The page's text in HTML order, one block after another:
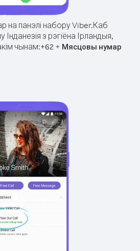
на панэлі набору Viber.Каб
Інданезія з рэгіёна Ірландыя,
чынам:+62 + Мясцовы нумар